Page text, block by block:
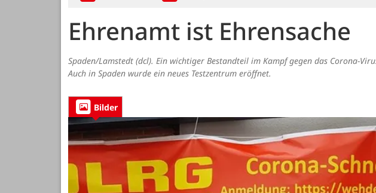
Ehrenamt ist Ehrensache
Spaden/Lamstedt (dcl). Ein wichtiger Bestandteil im Kampf gegen das Corona-
Auch in Spaden wurde ein neues Testzentrum eröffnet.
Bilder